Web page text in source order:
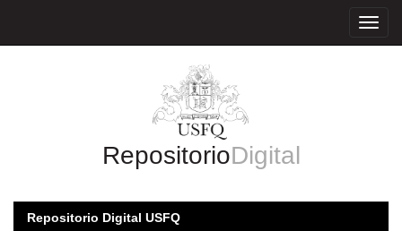
RepositorioDigital
Repositorio Digital USFQ